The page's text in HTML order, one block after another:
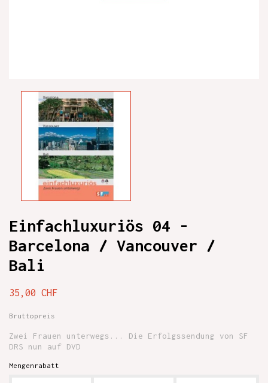
Einfachluxuriös 04 -
Barcelona / Vancouver /
Bali
35,00 CHF
Bruttopreis
Zwei Frauen unterwegs... Die Erfolgssendung von SF
DRS nun auf DVD
Mengenrabatt